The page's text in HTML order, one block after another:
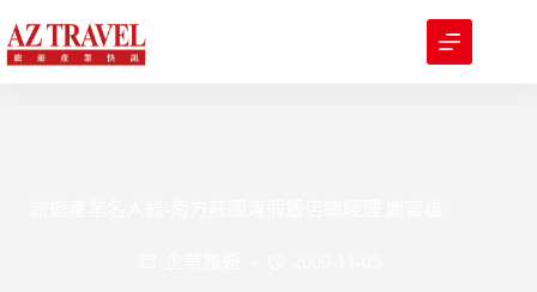
至
主